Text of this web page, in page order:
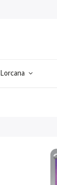
Lorcana